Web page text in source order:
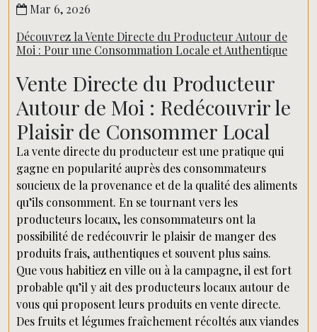
Mar 6, 2026
Découvrez la Vente Directe du Producteur Autour de
Moi : Pour une Consommation Locale et Authentique
Vente Directe du Producteur
Autour de Moi : Redécouvrir le
Plaisir de Consommer Local
La vente directe du producteur est une pratique qui
gagne en popularité auprès des consommateurs
soucieux de la provenance et de la qualité des aliments
qu’ils consomment. En se tournant vers les
producteurs locaux, les consommateurs ont la
possibilité de redécouvrir le plaisir de manger des
produits frais, authentiques et souvent plus sains.
Que vous habitiez en ville ou à la campagne, il est fort
probable qu’il y ait des producteurs locaux autour de
vous qui proposent leurs produits en vente directe.
Des fruits et légumes fraîchement récoltés aux viandes